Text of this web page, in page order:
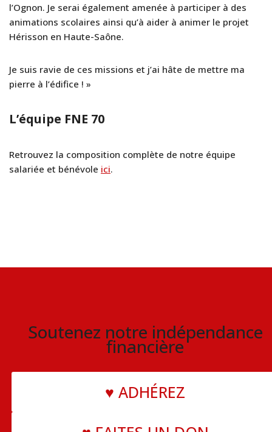
l’Ognon. Je serai également amenée à participer à des
animations scolaires ainsi qu’à aider à animer le projet
Hérisson en Haute-Saône.
Je suis ravie de ces missions et j’ai hâte de mettre ma
pierre à l’édifice ! »
L’équipe FNE 70
Retrouvez la composition complète de notre équipe
salariée et bénévole ici.
Soutenez notre indépendance
financière
♥ ADHÉREZ